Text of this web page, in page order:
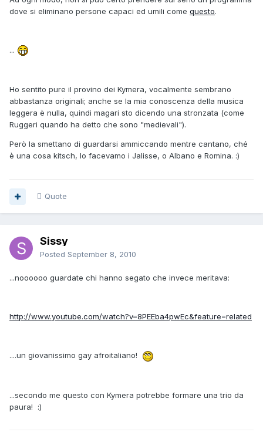
dove si eliminano persone capaci ed umili come questo.
...
Ho sentito pure il provino dei Kymera, vocalmente sembrano
abbastanza originali; anche se la mia conoscenza della musica
leggera è nulla, quindi magari sto dicendo una stronzata (come
Ruggeri quando ha detto che sono "medievali").
Però la smettano di guardarsi ammiccando mentre cantano, ché
è una cosa kitsch, lo facevamo i Jalisse, o Albano e Romina. :)
Quote
Sissy
Posted September 8, 2010
...noooooo guardate chi hanno segato che invece meritava:
http://www.youtube.com/watch?v=8PEEba4pwEc&feature=related
....un giovanissimo gay afroitaliano!
...secondo me questo con Kymera potrebbe formare una trio da
paura! :)